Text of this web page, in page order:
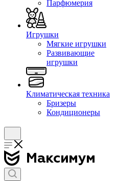
Парфюмерия
Игрушки
Мягкие игрушки
Развивающие
игрушки
Климатическая техника
Бризеры
Кондиционеры